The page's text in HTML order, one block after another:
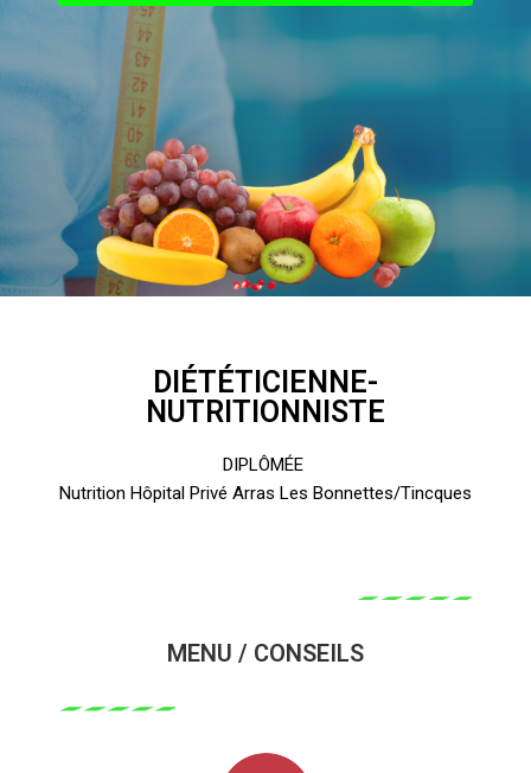
DIÉTÉTICIENNE-
NUTRITIONNISTE
DIPLÔMÉE
Nutrition Hôpital Privé Arras Les Bonnettes/Tincques
MENU / CONSEILS